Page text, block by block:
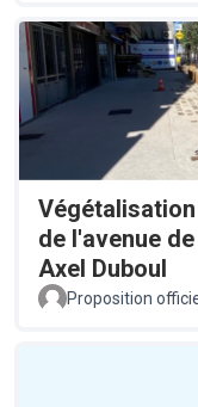
de l'avenue
Axel Duboul
Proposition